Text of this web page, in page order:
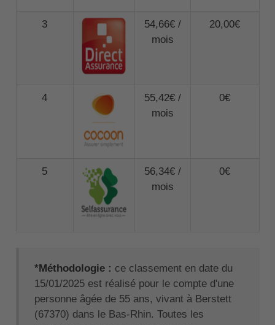
3
54,66€ /
mois
20,00€
4
55,42€ /
mois
0€
5
56,34€ /
mois
0€
*Méthodologie : ce classement en date du
15/01/2025 est réalisé pour le compte d'une
personne âgée de 55 ans, vivant à Berstett
(67370) dans le Bas-Rhin. Toutes les